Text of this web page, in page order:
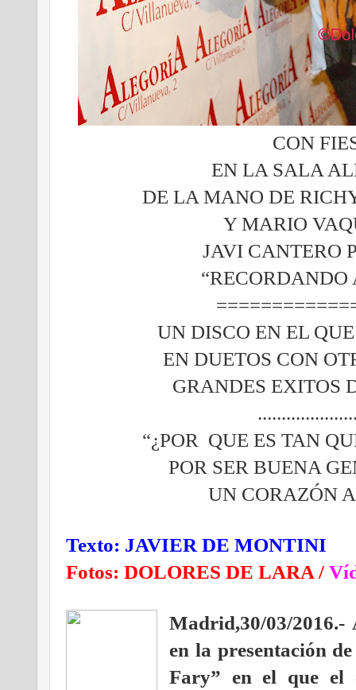
CON
EN LA SALA
DE LA MANO DE
Y MARIO
JAVI CANTERO
“RECORDANDO
UN DISCO EN EL
EN DUETOS CON
GRANDES EXITOS
“¿POR QUE ES TAN
POR SER BUENA
UN CORAZÓN
Texto: JAVIER DE MONTINI
Fotos: DOLORES DE LARA /
Madrid,30/03/2016.-
en la presentación
Fary” en el que el